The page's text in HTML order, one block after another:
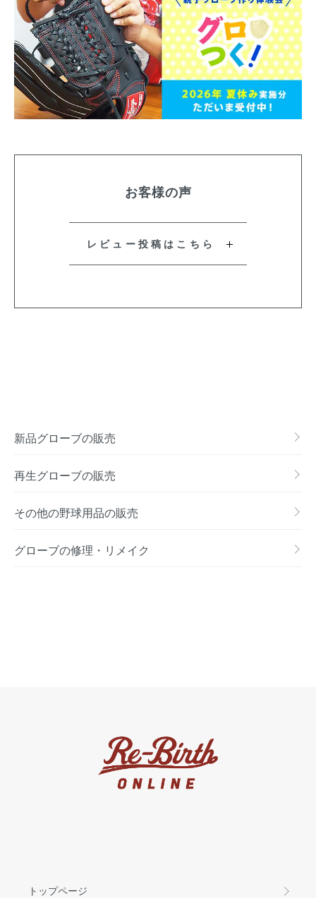
お客様の声
レビュー投稿はこちら
新品グローブの販売
再生グローブの販売
その他の野球用品の販売
グローブの修理・リメイク
トップページ